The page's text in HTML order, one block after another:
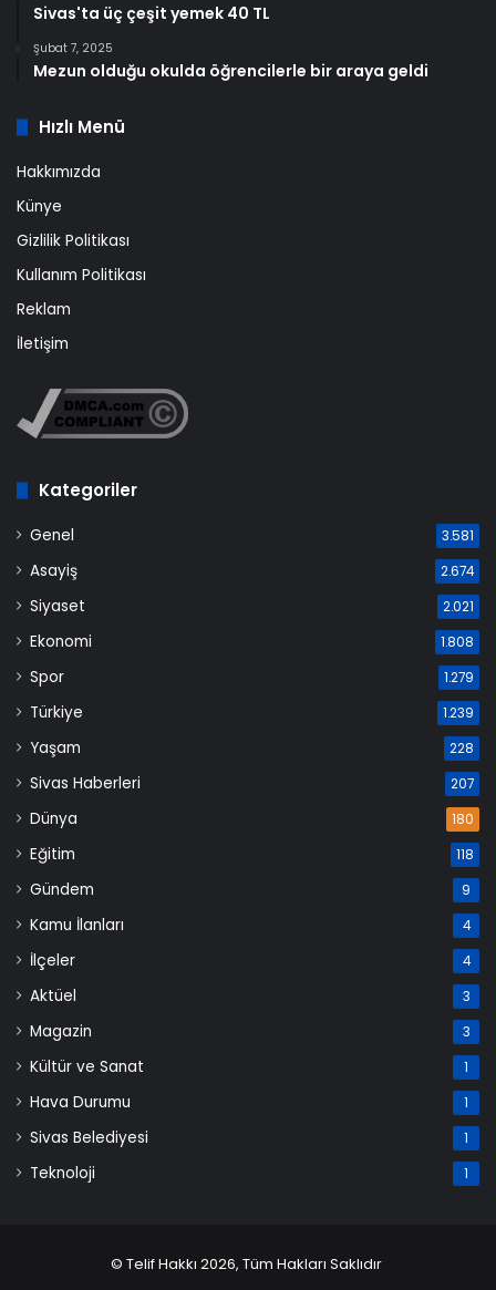
Sivas'ta üç çeşit yemek 40 TL
Şubat 7, 2025
Mezun olduğu okulda öğrencilerle bir araya geldi
Hızlı Menü
Hakkımızda
Künye
Gizlilik Politikası
Kullanım Politikası
Reklam
İletişim
Kategoriler
Genel 3.581
Asayiş 2.674
Siyaset 2.021
Ekonomi 1.808
Spor 1.279
Türkiye 1.239
Yaşam 228
Sivas Haberleri 207
Dünya 180
Eğitim 118
Gündem 9
Kamu İlanları 4
İlçeler 4
Aktüel 3
Magazin 3
Kültür ve Sanat 1
Hava Durumu 1
Sivas Belediyesi 1
Teknoloji 1
© Telif Hakkı 2026, Tüm Hakları Saklıdır